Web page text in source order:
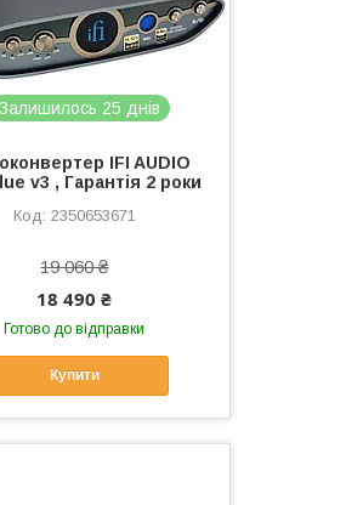
Залишилось 25 днів
IFI AUDIO
v3 , Гарантія 2 роки
2350653671
19 060 ₴
18 490 ₴
Готово до відправки
Купити